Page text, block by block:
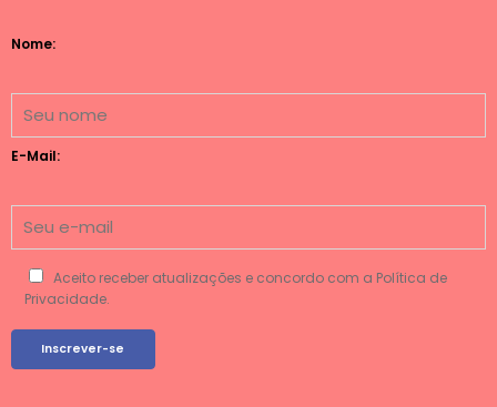
Nome:
E-Mail:
Aceito receber atualizações e concordo com a Política de
Privacidade.